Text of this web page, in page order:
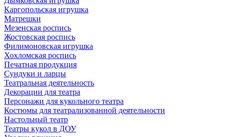
Каргопольская игрушка
Матрешки
Мезенская роспись
Жостовская роспись
Филимоновская игрушка
Хохломская роспись
Печатная продукция
Сундуки и ларцы
Театральная деятельность
Декорации для театра
Персонажи для кукольного театра
Костюмы для театрализованной деятельности
Настольный театр
Театры кукол в ДОУ